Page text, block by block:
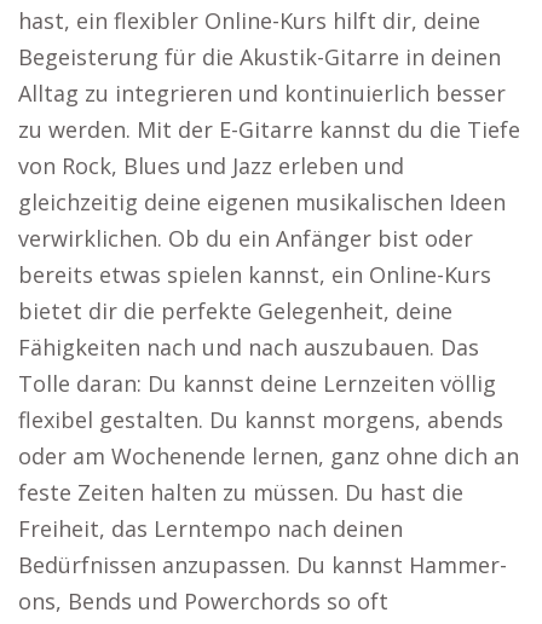
hast, ein flexibler Online-Kurs hilft dir, deine
Begeisterung für die Akustik-Gitarre in deinen
Alltag zu integrieren und kontinuierlich besser
zu werden. Mit der E-Gitarre kannst du die Tiefe
von Rock, Blues und Jazz erleben und
gleichzeitig deine eigenen musikalischen Ideen
verwirklichen. Ob du ein Anfänger bist oder
bereits etwas spielen kannst, ein Online-Kurs
bietet dir die perfekte Gelegenheit, deine
Fähigkeiten nach und nach auszubauen. Das
Tolle daran: Du kannst deine Lernzeiten völlig
flexibel gestalten. Du kannst morgens, abends
oder am Wochenende lernen, ganz ohne dich an
feste Zeiten halten zu müssen. Du hast die
Freiheit, das Lerntempo nach deinen
Bedürfnissen anzupassen. Du kannst Hammer-
ons, Bends und Powerchords so oft